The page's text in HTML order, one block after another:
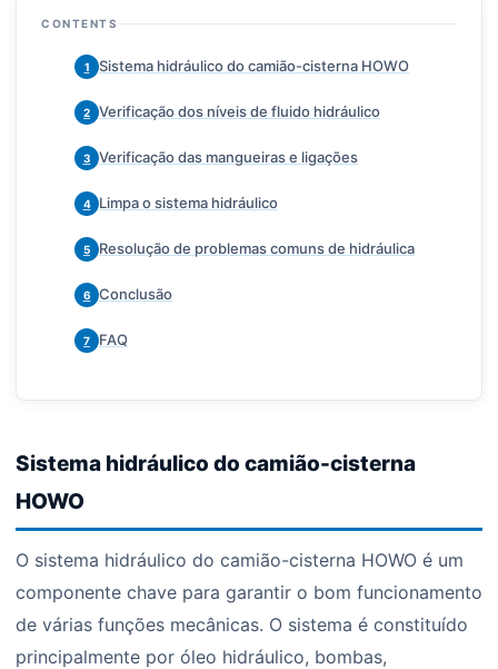
CONTENTS
1 Sistema hidráulico do camião-cisterna HOWO
2 Verificação dos níveis de fluido hidráulico
3 Verificação das mangueiras e ligações
4 Limpa o sistema hidráulico
5 Resolução de problemas comuns de hidráulica
6 Conclusão
7 FAQ
Sistema hidráulico do camião-cisterna
HOWO
O sistema hidráulico do camião-cisterna HOWO é um
componente chave para garantir o bom funcionamento
de várias funções mecânicas. O sistema é constituído
principalmente por óleo hidráulico, bombas,